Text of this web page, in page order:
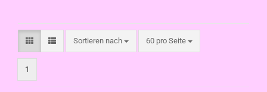
Sortieren nach
Sortieren nach 60 pro Seite
pro Seite
1